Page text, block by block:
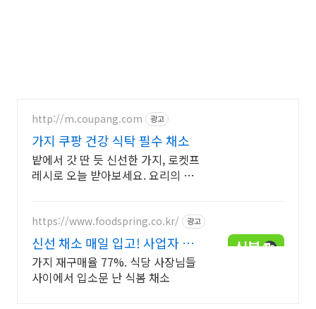
http://m.coupang.com 광고
가지 쿠팡 건강 식탁 필수 채소
밭에서 갓 딴 듯 신선한 가지, 로켓프
레시로 오늘 받아보세요. 요리의 풍
https://www.foodspring.co.kr/ 광고
신선 채소 매일 입고! 사업자 전
용 특가
가지 재구매율 77%. 식당 사장님들
사이에서 입소문 난 식봄 채소